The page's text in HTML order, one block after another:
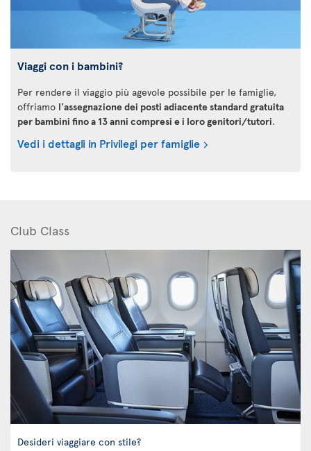
Viaggi con i bambini?
Per rendere il viaggio più agevole possibile per le famiglie,
offriamo l'assegnazione dei posti adiacente standard gratuita
per bambini fino a 13 anni compresi e i loro genitori/tutori.
Vedi i dettagli in Privilegi per famiglie
Club Class
Desideri viaggiare con stile?